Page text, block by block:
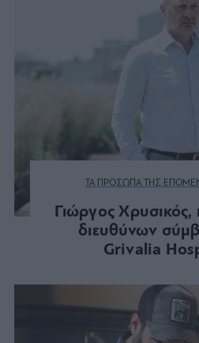
ΤΑ ΠΡΟΣΩΠΑ ΤΗΣ
Γιώργος Χρυσικός,
διευθύνων
Grivalia